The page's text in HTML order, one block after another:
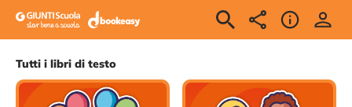
Giunti Scuola -
Benvenuto
Tutti i libri di testo